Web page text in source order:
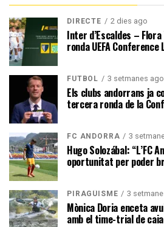
DIRECTE 2 dies ago
Inter d’Escaldes –
ronda UEFA Conference
FUTBOL 3 setmanes ago
Els clubs andorrans ja
tercera ronda de la
FC ANDORRA 3
Hugo Solozábal: “L’FC
oportunitat per poder
PIRAGÜISME 3
Mònica Doria enceta
amb el time-trial de